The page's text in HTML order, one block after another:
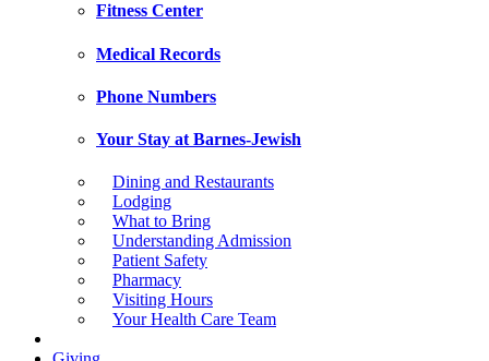
Fitness Center
Medical Records
Phone Numbers
Your Stay at Barnes-Jewish
Dining and Restaurants
Lodging
What to Bring
Understanding Admission
Patient Safety
Pharmacy
Visiting Hours
Your Health Care Team